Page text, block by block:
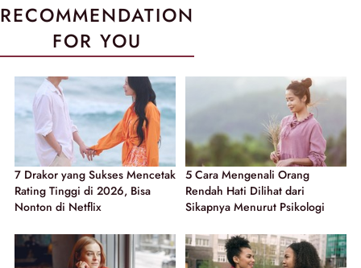
RECOMMENDATION
FOR YOU
7 Drakor yang Sukses Mencetak
Rating Tinggi di 2026, Bisa
Nonton di Netflix
5 Cara Mengenali Orang
Rendah Hati Dilihat dari
Sikapnya Menurut Psikologi